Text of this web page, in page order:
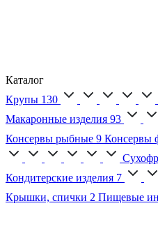
Каталог
Крупы 130
Макаронные изделия 93
Консервы рыбные 9 Консервы
Кондитерские изделия 7
Крышки, спички 2 Пищевые